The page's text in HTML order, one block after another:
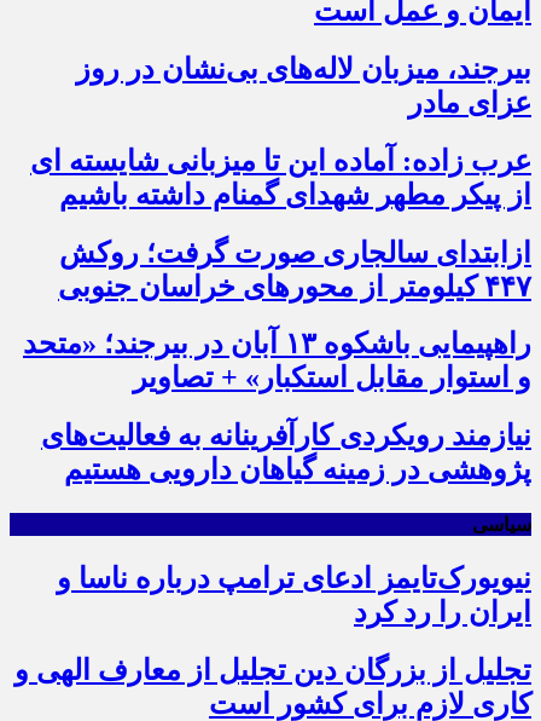
ایمان و عمل است
بیرجند، میزبان لاله‌های بی‌نشان در روز
عزای مادر
عرب زاده: آماده این تا میزبانی شایسته ای
از پیکر مطهر شهدای گمنام داشته باشیم
ازابتدای سالجاری صورت گرفت؛ روکش
۴۴۷ کیلومتر از محورهای خراسان جنوبی
راهپیمایی باشکوه ۱۳ آبان در بیرجند؛ «متحد
و استوار مقابل استکبار» + تصاویر
نیازمند رویکردی کارآفرینانه به فعالیت‌های
پژوهشی در زمینه گیاهان دارویی هستیم
سیاسی
نیویورک‌تایمز ادعای ترامپ درباره ناسا و
ایران را رد کرد
تجلیل از بزرگان دین تجلیل از معارف الهی و
کاری لازم برای کشور است